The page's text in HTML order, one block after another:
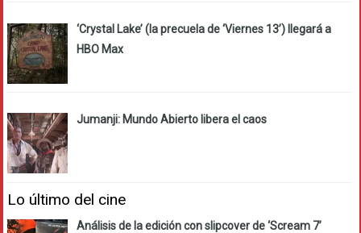
‘Crystal Lake’ (la precuela de ‘Viernes 13’) llegará a
HBO Max
Jumanji: Mundo Abierto libera el caos
Lo último del cine
Análisis de la edición con slipcover de ‘Scream 7’